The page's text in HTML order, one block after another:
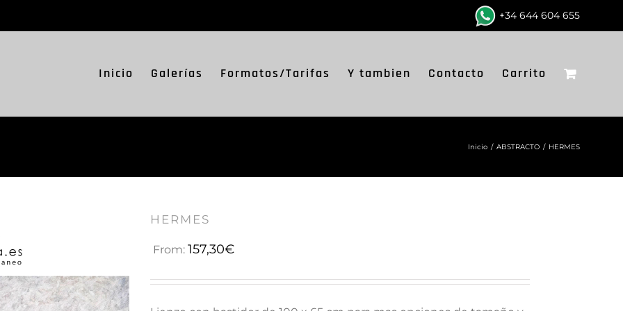
+34 644 604 655
Inicio Galerías Formatos/Tarifas Y tambien Contacto Carrito
Inicio / ABSTRACTO / HERMES
HERMES
From:157,30€